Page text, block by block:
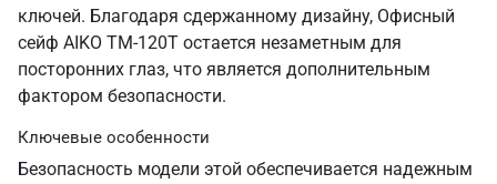
ключей. Благодаря сдержанному дизайну, Офисный
сейф AIKO TM-120T остается незаметным для
посторонних глаз, что является дополнительным
фактором безопасности.
Ключевые особенности
Безопасность модели этой обеспечивается надежным